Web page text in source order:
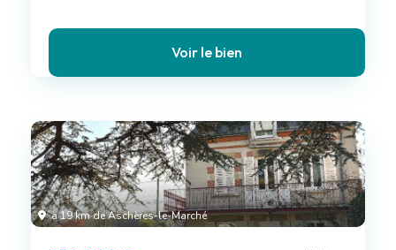
Voir le bien
à 19 km de Aschères-le-Marché